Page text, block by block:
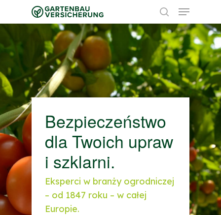
content
search
Menu
Bezpieczeństwo
dla Twoich upraw
i szklarni.
Eksperci w branży ogrodniczej
– od 1847 roku – w całej
Europie.
Close
Menu